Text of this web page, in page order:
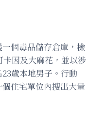
個毒品儲存倉庫，檢
因及大麻花，並以涉
歲本地男子。行動
住宅單位內搜出大量